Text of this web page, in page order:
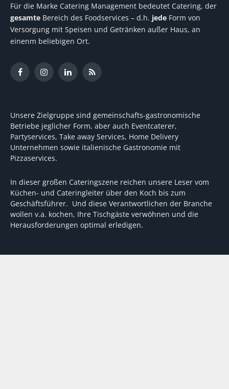
Für die Marke Catering Management bedeutet Catering, der
gesamte Bereich des Foodservices – d.h. jede Form von
Versorgung mit Speisen und Getränken außer Haus, an
einenm beliebigen Ort.
FacebookInstagramLinkedInRSS
Unsere Zielgruppe sind gemeinschafts-gastronomische
Betriebe jeglicher Form, aber auch Eventcaterer,
Partyservices, Take away Services, Home Delivery
Unternehmen sowie italienische Gastronomie mit
Pizzaservices.
In dieser großen Cateringszene reichen unsere Leser vom
Küchen- und Cateringleiter über den Koch bis zum
Geschäftsführer. Und diese Verantwortlichen der Branche
wollen v.a. kochen, Ihre Tischgäste verwöhnen und die
Herausforderungen optimal erledigen.